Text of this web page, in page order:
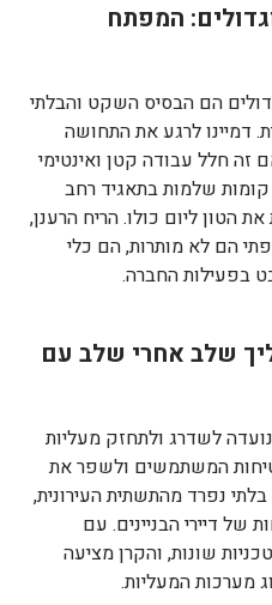
המפתח
הם הבסיס השקט והבלתי
דמיינו לרגע את התחושה
חלל עבודה קטן ואינטימי
שלמות בתאגיד רחב
הטון ליום כולו. הריח הרענן,
הם לא מותרות, הם כלי
בפעילות החברה.
שלב אחרי שלב עם
לשדרג ולתחזק מעליות
המשתמשים ולשפר את
נפרד מהתשתית העירונית,
של דיירי הבניינים. עם
שונות, והקרן מציעה
מערכות המעליות.